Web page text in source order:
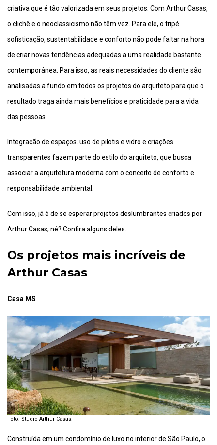
criativa que é tão valorizada em seus projetos. Com Arthur Casas,
o clichê e o neoclassicismo não têm vez. Para ele, o tripé
sofisticação, sustentabilidade e conforto não pode faltar na hora
de criar novas tendências adequadas a uma realidade bastante
contemporânea. Para isso, as reais necessidades do cliente são
analisadas a fundo em todos os projetos do arquiteto para que o
resultado traga ainda mais benefícios e praticidade para a vida
das pessoas.
Integração de espaços, uso de pilotis e vidro e criações
transparentes fazem parte do estilo do arquiteto, que busca
associar a arquitetura moderna com o conceito de conforto e
responsabilidade ambiental.
Com isso, já é de se esperar projetos deslumbrantes criados por
Arthur Casas, né? Confira alguns deles.
Os projetos mais incríveis de
Arthur Casas
Casa MS
Foto: Studio Arthur Casas.
Construída em um condomínio de luxo no interior de São Paulo, o